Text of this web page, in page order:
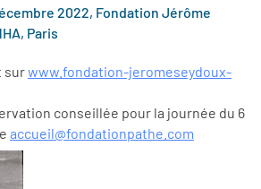
2022, Fondation Jérôme
Paris
surwww.fondation-jeromeseydoux-
conseillée pour la journée du 6
accueil@fondationpathe.com